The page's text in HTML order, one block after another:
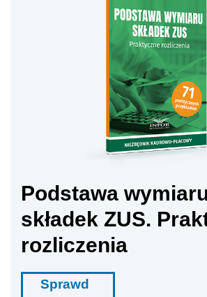
Podstawa
składek ZUS.
rozliczenia
Sprawd